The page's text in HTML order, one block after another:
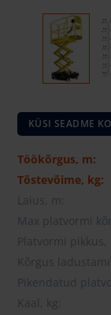
KÜSI SEADME
Töökõrgus, m:
Tõstevõime, kg:
Laius, m:
Max platvormi
Platvormi pikkus,
Kõrgus
Pikendatud
Kaal, kg: